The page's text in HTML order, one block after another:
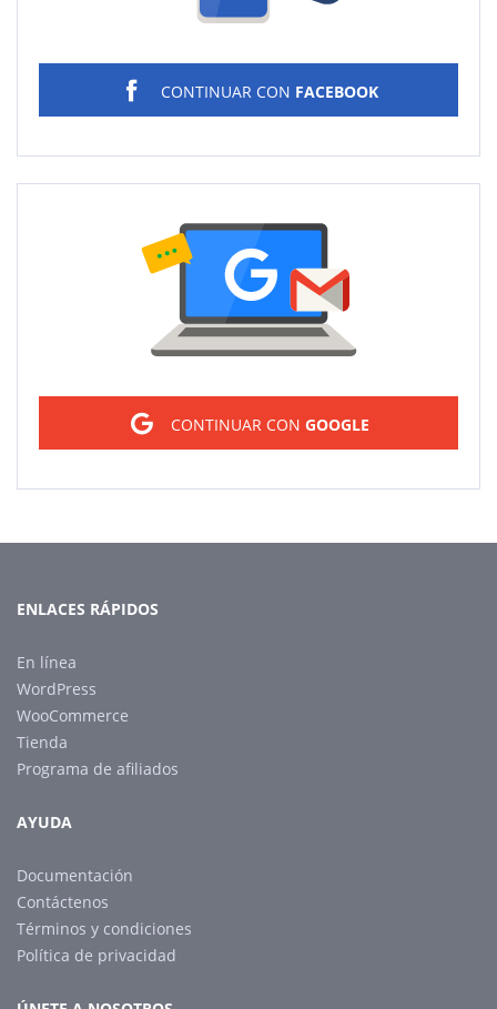
CONTINUAR CON FACEBOOK
CONTINUAR CON GOOGLE
ENLACES RÁPIDOS
En línea
WordPress
WooCommerce
Tienda
Programa de afiliados
AYUDA
Documentación
Contáctenos
Términos y condiciones
Política de privacidad